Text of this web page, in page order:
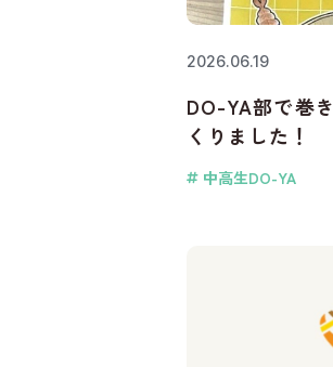
2026.06.19
DO-YA部で巻
くりました！
中高生DO-YA